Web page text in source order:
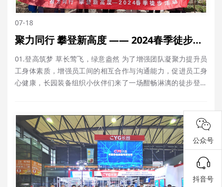
07-18
聚力同行 攀登新高度 —— 2024春季徒步活动
01.登高筑梦 草长莺飞，绿意盎然 为了增强团队凝聚力提升员
工身体素质，增强员工间的相互合作与沟通能力，促进员工身
心健康，长园装备组织小伙伴们来了一场酣畅淋漓的徒步登山
登山活动，职工们踏着欢快的脚步，伴随着和煦的晨光……
公众号
抖音号